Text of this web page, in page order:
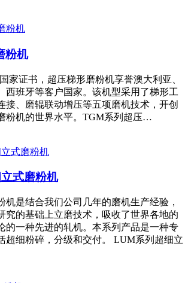
粉机
家证书，超压梯形磨粉机享誉澳大利亚、
西班牙等客户国家。该机型采用了梯形工
接、磨辊联动增压等五项磨机技术，开创
粉机的世界水平。TGM系列超压…
式磨粉机
机是结合我们公司几年的磨机生产经验，
究的基础上立磨技术，吸收了世界各地的
的一种先进的轧机。本系列产品是一种专
超细粉碎，分级和交付。 LUM系列超细立